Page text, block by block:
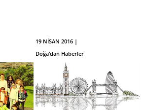
19 NİSAN 2016 |
Doğa'dan Haberler